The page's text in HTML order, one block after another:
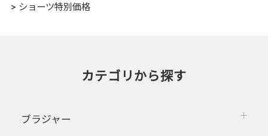
ショーツ特別価格
カテゴリから探す
ブラジャー